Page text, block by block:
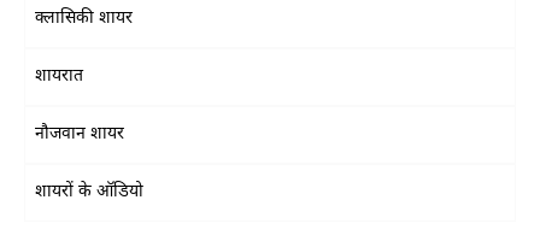
क्लासिकी शायर
शायरात
नौजवान शायर
शायरों के ऑडियो